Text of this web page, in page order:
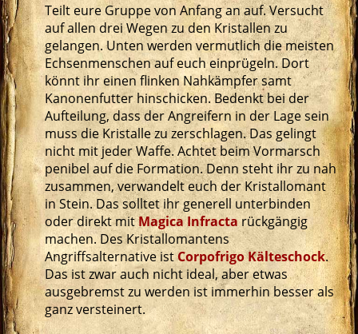
Teilt eure Gruppe von Anfang an auf. Versucht
auf allen drei Wegen zu den Kristallen zu
gelangen. Unten werden vermutlich die meisten
Echsenmenschen auf euch einprügeln. Dort
könnt ihr einen flinken Nahkämpfer samt
Kanonenfutter hinschicken. Bedenkt bei der
Aufteilung, dass der Angreifern in der Lage sein
muss die Kristalle zu zerschlagen. Das gelingt
nicht mit jeder Waffe. Achtet beim Vormarsch
penibel auf die Formation. Denn steht ihr zu nah
zusammen, verwandelt euch der Kristallomant
in Stein. Das solltet ihr generell unterbinden
oder direkt mitMagica Infracta rückgängig
machen. Des Kristallomantens
Angriffsalternative istCorpofrigo Kälteschock.
Das ist zwar auch nicht ideal, aber etwas
ausgebremst zu werden ist immerhin besser als
ganz versteinert.